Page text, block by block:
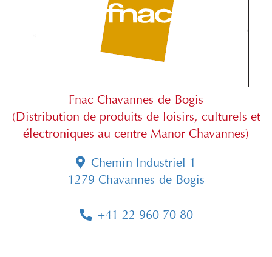
Fnac Chavannes-de-Bogis
(Distribution de produits de loisirs, culturels et
électroniques au centre Manor Chavannes)
Chemin Industriel 1
1279 Chavannes-de-Bogis
+41 22 960 70 80